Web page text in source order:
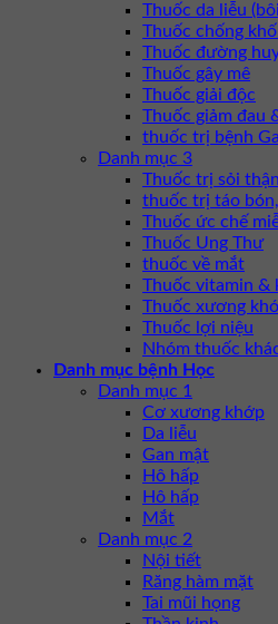
Thuốc da liễu
Thuốc chống
Thuốc đường
Thuốc gây mê
Thuốc giải độc
Thuốc giảm đau
thuốc trị bệnh
Danh mục 3
Thuốc trị sỏi thận
thuốc trị táo
Thuốc ức chế
Thuốc Ung Thư
thuốc về mắt
Thuốc vitamin &
Thuốc xương
Thuốc lợi niệu
Nhóm thuốc
Danh mục bệnh Học
Danh mục 1
Cơ xương khớp
Da liễu
Gan mật
Hô hấp
Hô hấp
Mắt
Danh mục 2
Nội tiết
Răng hàm mặt
Tai mũi họng